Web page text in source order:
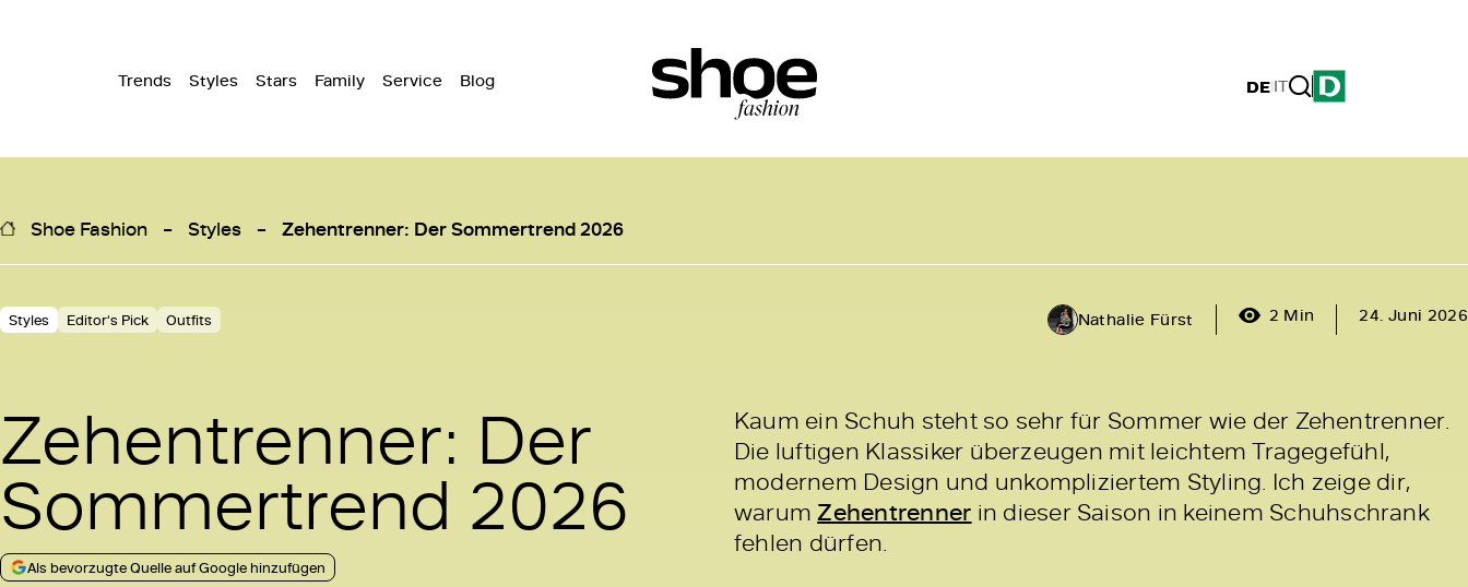
Trends Styles Stars Family Service Blog DE|IT
Shoe Fashion Styles Zehentrenner: Der Sommertrend 2026
Styles Editor‘s Pick Outfits Nathalie Fürst 2 Min 24. Juni 2026
Zehentrenner: Der
Sommertrend 2026
Als bevorzugte Quelle auf Google hinzufügen
Kaum ein Schuh steht so sehr für Sommer wie der Zehentrenner.
Die luftigen Klassiker überzeugen mit leichtem Tragegefühl,
modernem Design und unkompliziertem Styling. Ich zeige dir,
warumZehentrenner in dieser Saison in keinem Schuhschrank
fehlen dürfen.